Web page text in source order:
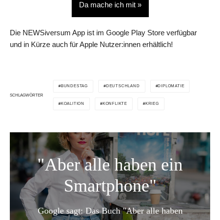
Da mache ich mit »
Die NEWSiversum App ist im Google Play Store verfügbar
und in Kürze auch für Apple Nutzer:innen erhältlich!
SCHLAGWÖRTER
BUNDESTAG DEUTSCHLAND DIPLOMATIE
KOALITION KONFLIKTE KRIEG
"Aber alle haben ein
Smartphone"
Google sagt: Das Buch "Aber alle haben